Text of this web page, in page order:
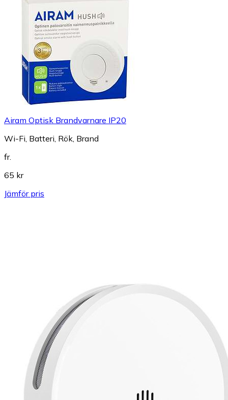
Airam Optisk Brandvarnare IP20
Wi-Fi, Batteri, Rök, Brand
fr.
65 kr
Jämför pris